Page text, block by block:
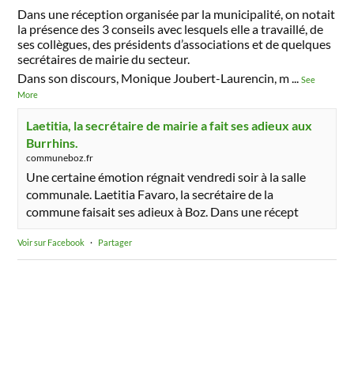
Dans une réception organisée par la municipalité, on notait
la présence des 3 conseils avec lesquels elle a travaillé, de
ses collègues, des présidents d’associations et de quelques
secrétaires de mairie du secteur.
Dans son discours, Monique Joubert-Laurencin, m...See
More
Laetitia, la secrétaire de mairie a fait ses adieux aux
Burrhins.
communeboz.fr
Une certaine émotion régnait vendredi soir à la salle
communale. Laetitia Favaro, la secrétaire de la
commune faisait ses adieux à Boz. Dans une récept
Voir sur Facebook · Partager